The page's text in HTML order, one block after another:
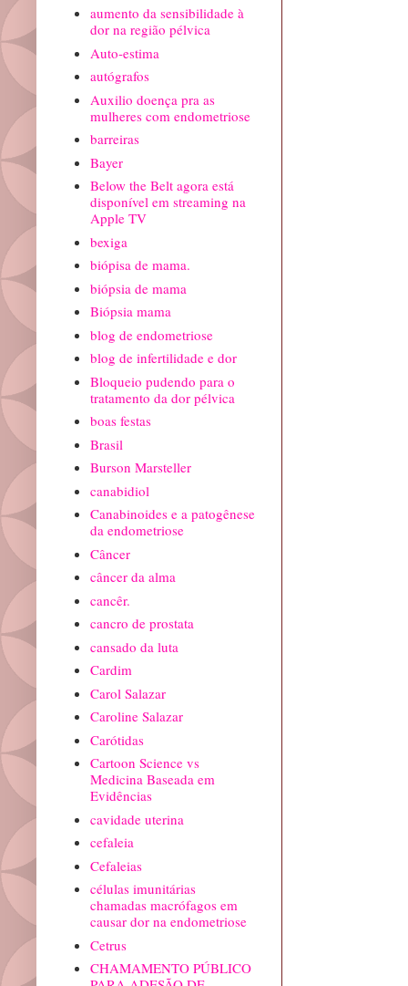
aumento da sensibilidade à
dor na região pélvica
Auto-estima
autógrafos
Auxilio doença pra as
mulheres com endometriose
barreiras
Bayer
Below the Belt agora está
disponível em streaming na
Apple TV
bexiga
biópisa de mama.
biópsia de mama
Biópsia mama
blog de endometriose
blog de infertilidade e dor
Bloqueio pudendo para o
tratamento da dor pélvica
boas festas
Brasil
Burson Marsteller
canabidiol
Canabinoides e a patogênese
da endometriose
Câncer
câncer da alma
cancêr.
cancro de prostata
cansado da luta
Cardim
Carol Salazar
Caroline Salazar
Carótidas
Cartoon Science vs
Medicina Baseada em
Evidências
cavidade uterina
cefaleia
Cefaleias
células imunitárias
chamadas macrófagos em
causar dor na endometriose
Cetrus
CHAMAMENTO PÚBLICO